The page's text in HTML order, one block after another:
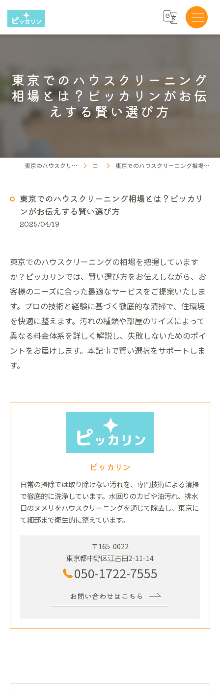
東京でのハウスクリーニング
相場とは？ピッカリンがお伝
えする賢い選び方
東京のハウスクリーニングならピッカリン コラム 東京でのハウスクリーニング相場とは？ピッカリンがお伝えする賢い選び方
東京でのハウスクリーニング相場とは？ピッカリ
ンがお伝えする賢い選び方
2025/04/19
東京でのハウスクリーニングの相場を把握しています
か？ピッカリンでは、賢い選び方をお伝えしながら、お
客様のニーズに合った最適なサービスをご提案いたしま
す。プロの技術と経験に基づく徹底的な清掃で、住環境
を快適に整えます。汚れの種類や部屋のサイズによって
異なる料金体系を詳しく解説し、失敗しないためのポイ
ントをお届けします。本記事で賢い選択をサポートしま
す。
ピッカリン
日常の掃除では取り除けない汚れを、専門技術による清掃
で徹底的に洗浄しています。水回りのカビや油汚れ、排水
口のヌメリをハウスクリーニングを通じて除去し、東京に
て細部まで衛生的に整えています。
〒165-0022
東京都中野区江古田2-11-14
050-1722-7555
お問い合わせはこちら